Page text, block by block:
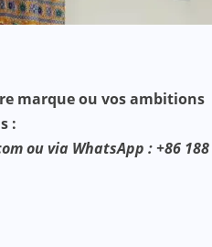
marque ou vos ambitions
:
ou via WhatsApp : +86 188